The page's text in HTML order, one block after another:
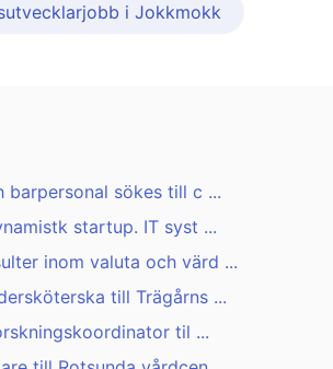
i Jokkmokk
barpersonal sökes till c ...
startup. IT syst ...
inom valuta och värd ...
till Trägårns ...
til ...